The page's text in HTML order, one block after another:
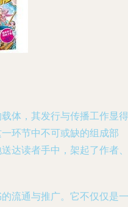
体，其发行与传播工作显得
环节中不可或缺的组成部
达读者手中，架起了作者、
流通与推广。它不仅仅是一